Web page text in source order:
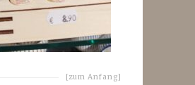
[zum Anfang]